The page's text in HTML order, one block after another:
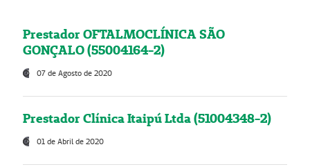
Prestador OFTALMOCLÍNICA SÃO
GONÇALO (55004164-2)
07 de Agosto de 2020
Prestador Clínica Itaipú Ltda (51004348-2)
01 de Abril de 2020